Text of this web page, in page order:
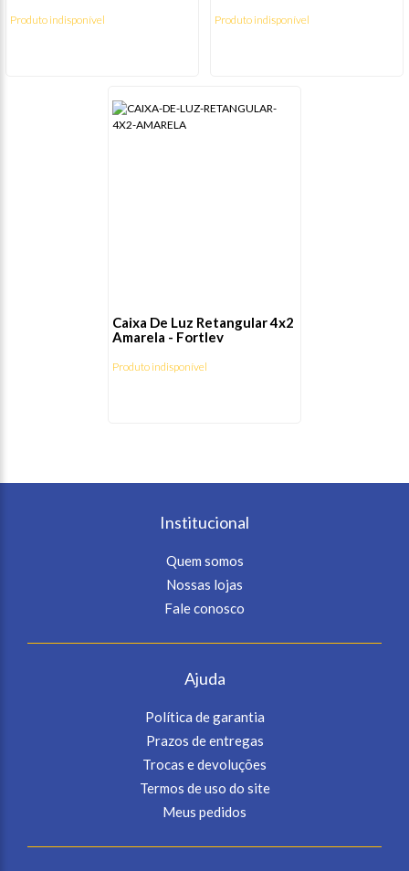
Produto indisponível Produto indisponível
Caixa De Luz Retangular 4x2
Amarela - Fortlev
Produto indisponível
Institucional
Quem somos
Nossas lojas
Fale conosco
Ajuda
Política de garantia
Prazos de entregas
Trocas e devoluções
Termos de uso do site
Meus pedidos